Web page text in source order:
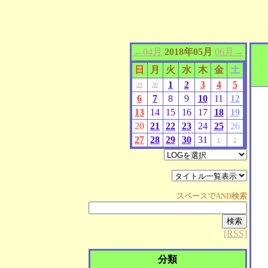
←04月 2018年05月 06月→
日
月 火 水 木 金 土
29 30 1 2 3 4
5
6
7 8 9 10 11
12
13
14 15 16 17 18
19
20 21 22 23 24 25
26
27 28 29 30 31 1 2
スペースでAND検索
[RSS]
分類